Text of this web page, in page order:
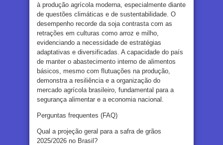
à produção agrícola moderna, especialmente diante
de questões climáticas e de sustentabilidade. O
desempenho recorde da soja contrasta com as
retrações em culturas como arroz e milho,
evidenciando a necessidade de estratégias
adaptativas e diversificadas. A capacidade do país
de manter o abastecimento interno de alimentos
básicos, mesmo com flutuações na produção,
demonstra a resiliência e a organização do
mercado agrícola brasileiro, fundamental para a
segurança alimentar e a economia nacional.
Perguntas frequentes (FAQ)
Qual a projeção geral para a safra de grãos
2025/2026 no Brasil?